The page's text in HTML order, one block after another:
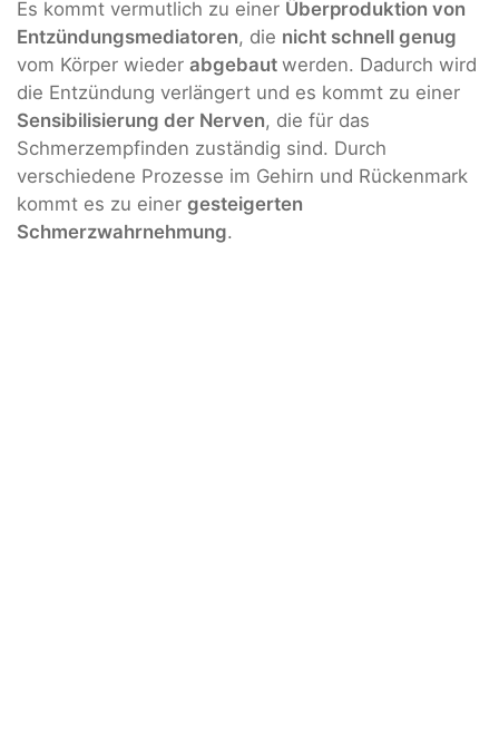
Es kommt vermutlich zu einer Überproduktion von
Entzündungsmediatoren, die nicht schnell genug
vom Körper wieder abgebaut werden. Dadurch wird
die Entzündung verlängert und es kommt zu einer
Sensibilisierung der Nerven, die für das
Schmerzempfinden zuständig sind. Durch
verschiedene Prozesse im Gehirn und Rückenmark
kommt es zu einer gesteigerten
Schmerzwahrnehmung.